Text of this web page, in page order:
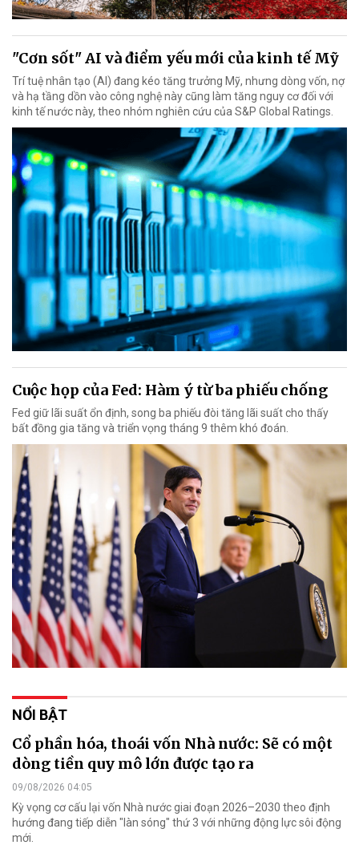
"Cơn sốt" AI và điểm yếu mới của kinh tế Mỹ
Trí tuệ nhân tạo (AI) đang kéo tăng trưởng Mỹ, nhưng dòng vốn, nợ
và hạ tầng dồn vào công nghệ này cũng làm tăng nguy cơ đối với
kinh tế nước này, theo nhóm nghiên cứu của S&P Global Ratings.
Cuộc họp của Fed: Hàm ý từ ba phiếu chống
Fed giữ lãi suất ổn định, song ba phiếu đòi tăng lãi suất cho thấy
bất đồng gia tăng và triển vọng tháng 9 thêm khó đoán.
NỔI BẬT
Cổ phần hóa, thoái vốn Nhà nước: Sẽ có một
dòng tiền quy mô lớn được tạo ra
09/08/2026 04:05
Kỳ vọng cơ cấu lại vốn Nhà nước giai đoạn 2026–2030 theo định
hướng đang tiếp diễn "làn sóng" thứ 3 với những động lực sôi động
mới.